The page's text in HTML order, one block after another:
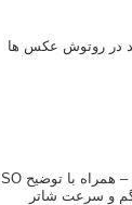
و سرعت شاتر